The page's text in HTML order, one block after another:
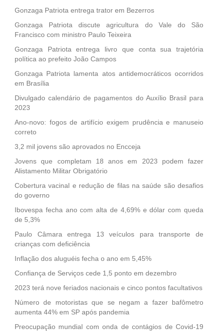
Gonzaga Patriota entrega trator em Bezerros
Gonzaga Patriota discute agricultura do Vale do São
Francisco com ministro Paulo Teixeira
Gonzaga Patriota entrega livro que conta sua trajetória
política ao prefeito João Campos
Gonzaga Patriota lamenta atos antidemocráticos ocorridos
em Brasília
Divulgado calendário de pagamentos do Auxílio Brasil para
2023
Ano-novo: fogos de artifício exigem prudência e manuseio
correto
3,2 mil jovens são aprovados no Encceja
Jovens que completam 18 anos em 2023 podem fazer
Alistamento Militar Obrigatório
Cobertura vacinal e redução de filas na saúde são desafios
do governo
Ibovespa fecha ano com alta de 4,69% e dólar com queda
de 5,3%
Paulo Câmara entrega 13 veículos para transporte de
crianças com deficiência
Inflação dos aluguéis fecha o ano em 5,45%
Confiança de Serviços cede 1,5 ponto em dezembro
2023 terá nove feriados nacionais e cinco pontos facultativos
Número de motoristas que se negam a fazer bafômetro
aumenta 44% em SP após pandemia
Preocupação mundial com onda de contágios de Covid-19